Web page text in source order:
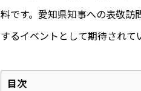
料です。愛知県知事への表敬
するイベントとして期待されて
目次